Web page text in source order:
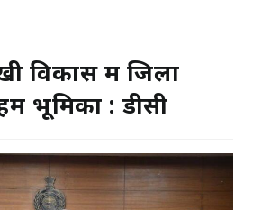
विकास में जिला
भूमिका : डीसी